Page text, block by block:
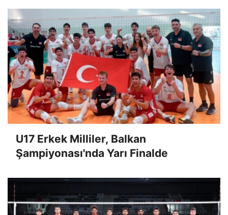
U17 Erkek Milliler, Balkan
Şampiyonası'nda Yarı Finalde